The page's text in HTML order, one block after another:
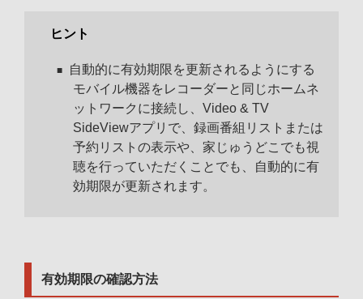
ヒント
自動的に有効期限を更新されるようにする
モバイル機器をレコーダーと同じホームネ
ットワークに接続し、Video & TV
SideViewアプリで、録画番組リストまたは
予約リストの表示や、家じゅうどこでも視
聴を行っていただくことでも、自動的に有
効期限が更新されます。
有効期限の確認方法